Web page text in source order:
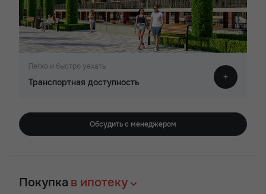
Легко и быстро уехать
Транспортная доступность
Обсудить с менеджером
Покупка в ипотеку